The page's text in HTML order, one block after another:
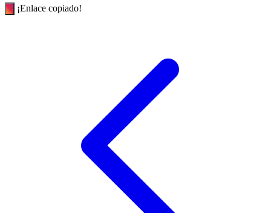
¡Enlace copiado!